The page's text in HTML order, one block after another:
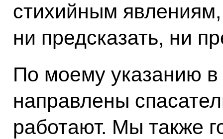
стихийным
ни предсказать, ни
По моему указанию
направлены
работают. Мы также